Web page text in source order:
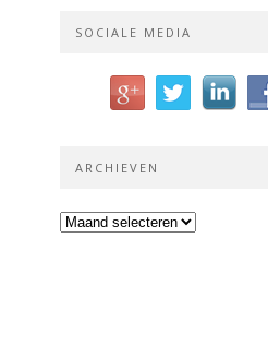
SOCIALE MEDIA
ARCHIEVEN
Archieven